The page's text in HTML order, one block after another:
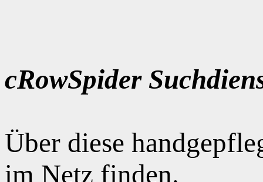
cRowSpider
Über diese
im Netz finden.